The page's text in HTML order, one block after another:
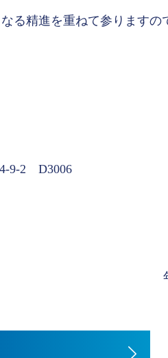
る精進を重ねて参りますの
9-2 D3006